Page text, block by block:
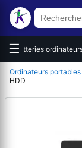
☰Batteries
Ordinateurs portables
HDD